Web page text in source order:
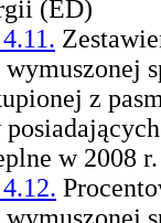
(ED)
z
w 2008 r.